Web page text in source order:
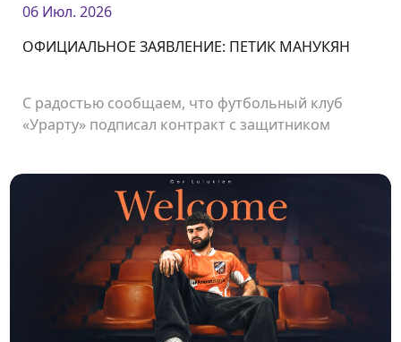
06 Июл. 2026
ОФИЦИАЛЬНОЕ ЗАЯВЛЕНИЕ: ПЕТИК МАНУКЯН
С радостью сообщаем, что футбольный клуб
«Урарту» подписал контракт с защитником